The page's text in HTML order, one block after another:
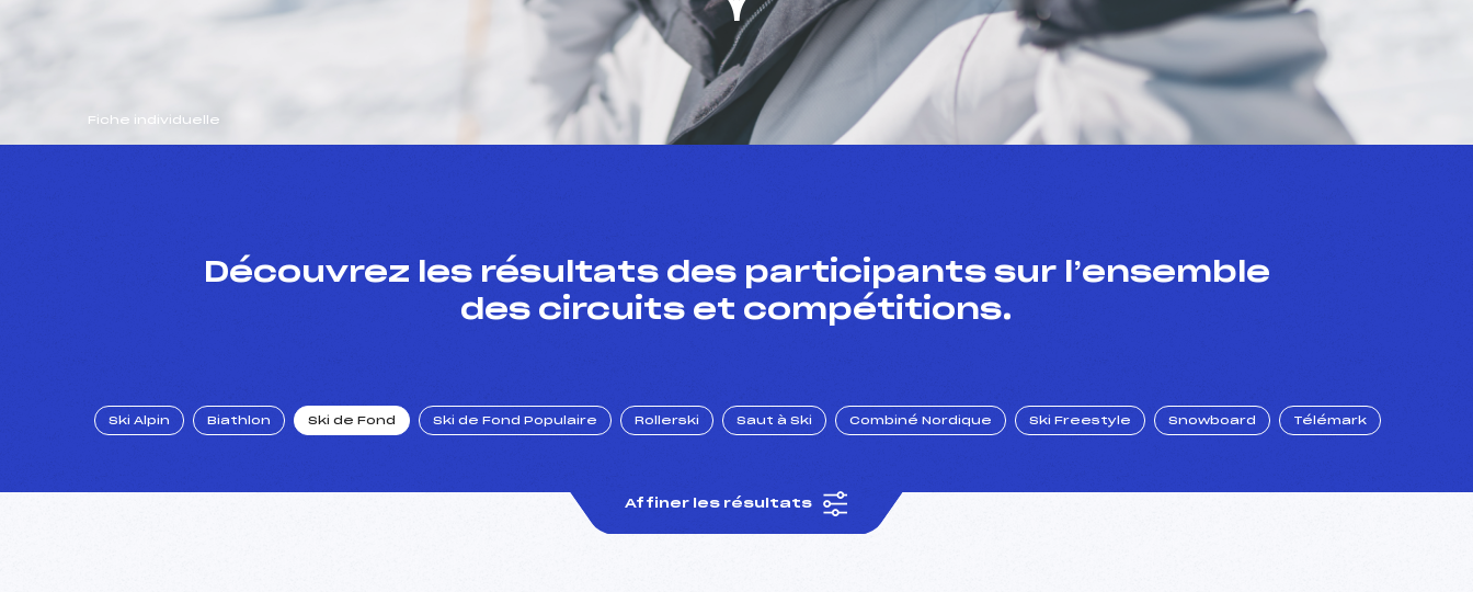
Fiche individuelle
Découvrez les résultats des participants sur l’ensemble
des circuits et compétitions.
Ski Alpin Biathlon Ski de Fond Ski de Fond Populaire Rollerski Saut à Ski Combiné Nordique Ski Freestyle Snowboard Télémark
Affiner les résultats